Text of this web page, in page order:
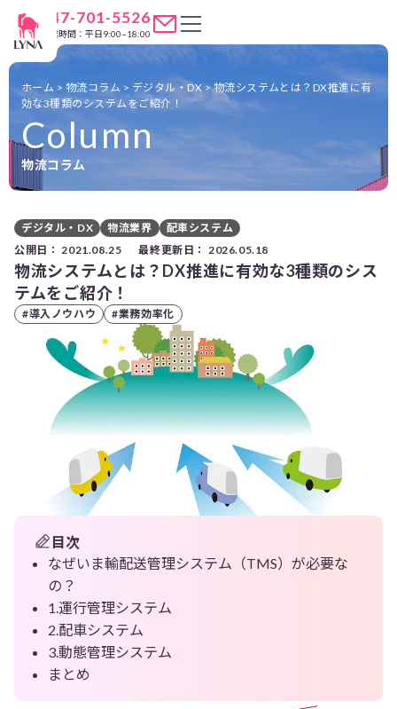
047-701-5526
営業時間：平日9:00~18:00
Column
物流コラム
ホーム > 物流コラム > デジタル・DX>物流システムとは？DX推進に有
効な3種類のシステムをご紹介！
デジタル・DX 物流業界
配車システム
公開日： 2021.08.25 最終更新日： 2026.05.18
物流システムとは？DX推進に有効な3種類のシス
テムをご紹介！
#導入ノウハウ #業務効率化
目次
なぜいま輸配送管理システム（TMS）が必要な
の？
1.運行管理システム
2.配車システム
3.動態管理システム
まとめ